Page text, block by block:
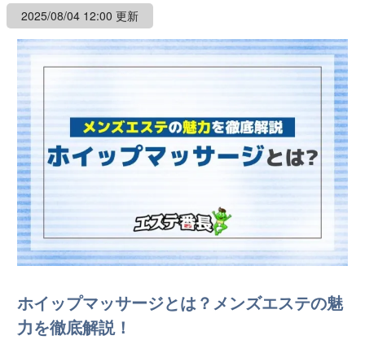
2025/08/04 12:00 更新
ホイップマッサージとは？メンズエステの魅
力を徹底解説！